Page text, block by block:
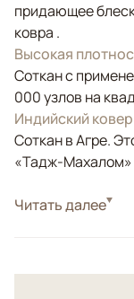
придающее
ковра .
Высокая
Соткан с
000 узлов на
Индийский ковер
Соткан в Агре.
«Тадж-Махалом»
Стиль
Читать далее